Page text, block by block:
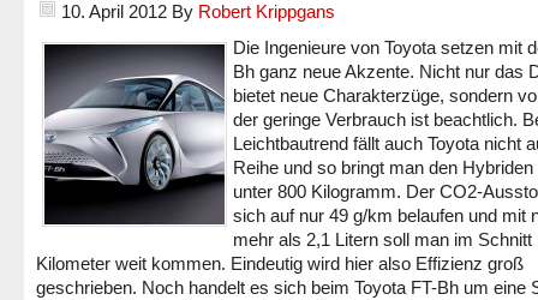
10. April 2012 By Robert Krippgans
Die Ingenieure von Toyota setzen mit
Bh ganz neue Akzente. Nicht nur das
bietet neue Charakterzüge, sondern
der geringe Verbrauch ist beachtlich.
Leichtbautrend fällt auch Toyota nicht
Reihe und so bringt man den Hybriden
unter 800 Kilogramm. Der CO2-
sich auf nur 49 g/km belaufen und mit
mehr als 2,1 Litern soll man im Schnitt
Kilometer weit kommen. Eindeutig wird hier also Effizienz groß
geschrieben. Noch handelt es sich beim Toyota FT-Bh um eine